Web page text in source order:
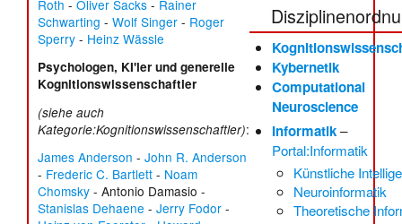
Roth -Oliver Sacks - Rainer
Schwarting -Wolf Singer - Roger
Sperry - Heinz Wässle
Psychologen, KI'ler und generelle
Kognitionswissenschaftler
(siehe auch
Kategorie:Kognitionswissenschaftler):
James Anderson -John R. Anderson
- Frederic C. Bartlett - Noam
Chomsky -Antonio Damasio -
Stanislas Dehaene -Jerry Fodor -
Kybernetik
Computational
Neuroscience
Informatik–
Portal:Informatik
Künstliche
Neuroinformatik
Theoretische